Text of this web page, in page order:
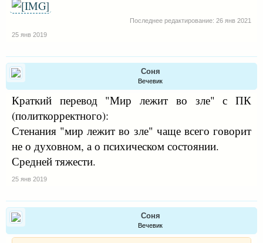
Последнее редактирование: 26 янв 2021
25 янв 2019
Соня
Вечевик
Краткий перевод "Мир лежит во зле" с ПК
(политкорректного):
Стенания "мир лежит во зле" чаще всего говорит
не о духовном, а о психическом состоянии.
Средней тяжести.
25 янв 2019
Соня
Вечевик